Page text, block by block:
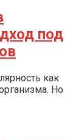
под
как
Но